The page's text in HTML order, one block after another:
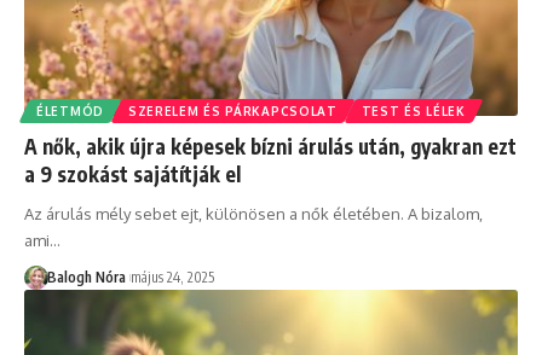
ÉLETMÓD SZERELEM ÉS PÁRKAPCSOLAT TEST ÉS LÉLEK
A nők, akik újra képesek bízni árulás után, gyakran ezt
a 9 szokást sajátítják el
Az árulás mély sebet ejt, különösen a nők életében. A bizalom,
ami…
Balogh Nóra május 24, 2025